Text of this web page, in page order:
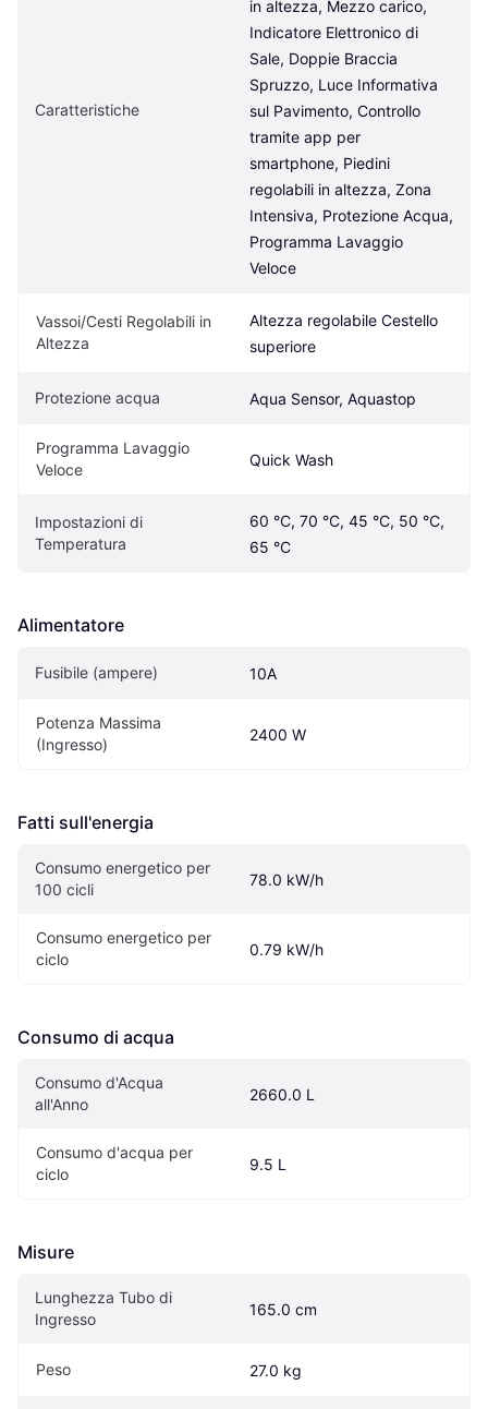
Caratteristiche
in altezza, Mezzo carico,
Indicatore Elettronico di
Sale, Doppie Braccia
Spruzzo, Luce Informativa
sul Pavimento, Controllo
tramite app per
smartphone, Piedini
regolabili in altezza, Zona
Intensiva, Protezione Acqua,
Programma Lavaggio
Veloce
Vassoi/Cesti Regolabili in
Altezza
Altezza regolabile Cestello
superiore
Protezione acqua Aqua Sensor, Aquastop
Programma Lavaggio
Veloce
Quick Wash
Impostazioni di
Temperatura
60 °C, 70 °C, 45 °C, 50 °C,
65 °C
Alimentatore
Fusibile (ampere) 10A
Potenza Massima
(Ingresso)
2400 W
Fatti sull'energia
Consumo energetico per
100 cicli
78.0 kW/h
Consumo energetico per
ciclo
0.79 kW/h
Consumo di acqua
Consumo d'Acqua
all'Anno
2660.0 L
Consumo d'acqua per
ciclo
9.5 L
Misure
Lunghezza Tubo di
Ingresso
165.0 cm
Peso 27.0 kg